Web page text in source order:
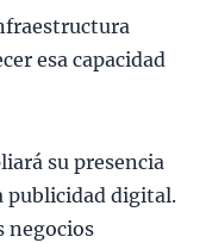
esa capacidad
su presencia
publicidad digital.
negocios